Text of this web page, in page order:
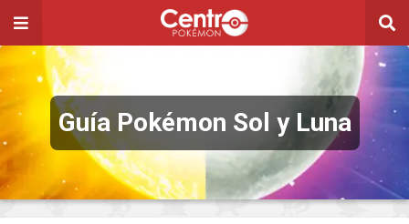
Guía Pokémon Sol y Luna